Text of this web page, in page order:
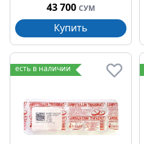
43 700 СУМ
Купить
есть в наличии